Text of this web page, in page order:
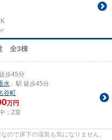
全3棟
歩45分
水 」駅 徒歩45分
谷町
万円
： 2室
ので床下の湿気も気になりません。